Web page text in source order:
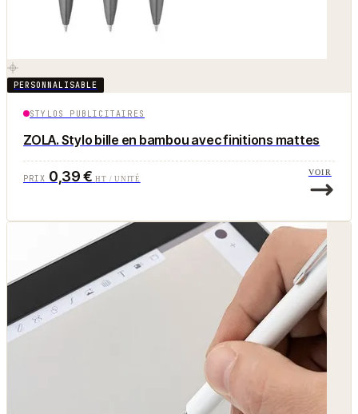
PERSONNALISABLE
STYLOS PUBLICITAIRES
ZOLA. Stylo bille en bambou avec finitions mattes
PRIX 0,39 €HT / UNITÉ
VOIR